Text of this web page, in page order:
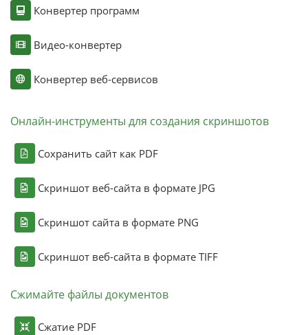
Конвертер программ
Видео-конвертер
Конвертер веб-сервисов
Онлайн-инструменты для создания скриншотов
Сохранить сайт как PDF
Скриншот веб-сайта в формате JPG
Скриншот сайта в формате PNG
Скриншот веб-сайта в формате TIFF
Сжимайте файлы документов
Сжатие PDF